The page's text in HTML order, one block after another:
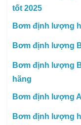
tốt 2025
Bơm định lượng
Bơm định lượng
Bơm định lượng
hãng
Bơm định lượng
Bơm định lượng